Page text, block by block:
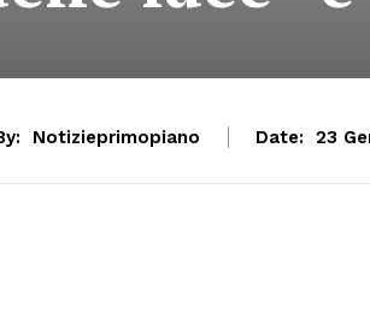
Notizieprimopiano Date: 23